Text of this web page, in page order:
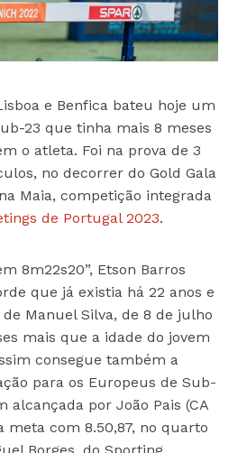
e Benfica bateu hoje um
23 que tinha mais 8 meses
o atleta. Foi na prova de 3
no decorrer do Gold Gala
Maia, competição integrada
de Portugal 2023.
8m22s20”, Etson Barros
que já existia há 22 anos e
de Manuel Silva, de 8 de julho
mais que a idade do jovem
consegue também a
para os Europeus de Sub-
alcançada por João Pais (CA
meta com 8.50,87, no quarto